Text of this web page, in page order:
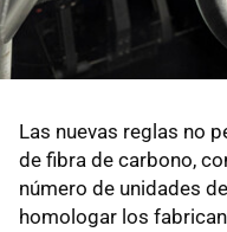
Las nuevas reglas no
de fibra de carbono,
número de unidades
homologar los